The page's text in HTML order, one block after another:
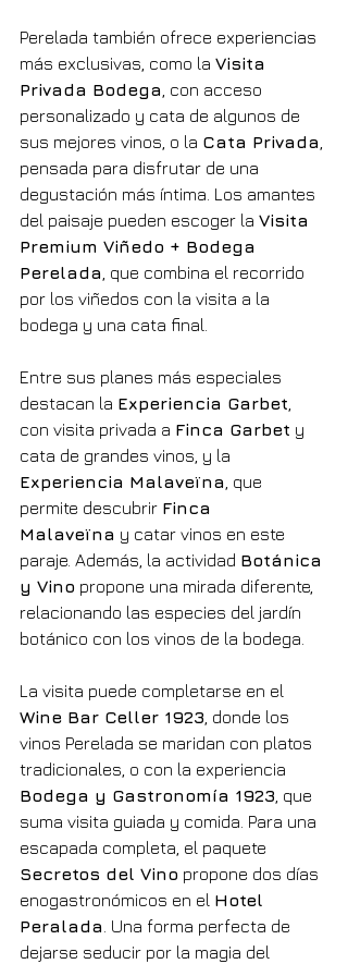
Perelada también ofrece experiencias
más exclusivas, como la Visita
Privada Bodega , con acceso
personalizado y cata de algunos de
sus mejores vinos, o la Cata Privada
pensada para disfrutar de una
degustación más íntima. Los amantes
del paisaje pueden escoger la Visita
Premium Viñedo + Bodega
Perelada , que combina el recorrido
por los viñedos con la visita a la
bodega y una cata final.
Entre sus planes más especiales
destacan la Experiencia Garbet
con visita privada a Finca Garbet y
cata de grandes vinos, y la
Experiencia Malaveïna , que
permite descubrir Finca
Malaveïna y catar vinos en este
paraje. Además, la actividad Botánica
y Vino propone una mirada diferente,
relacionando las especies del jardín
botánico con los vinos de la bodega.
La visita puede completarse en el
Wine Bar Celler 1923 , donde los
vinos Perelada se maridan con platos
tradicionales, o con la experiencia
Bodega y Gastronomía 1923 , que
suma visita guiada y comida. Para una
escapada completa, el paquete
Secretos del Vino propone dos días
enogastronómicos en el Hotel
Peralada . Una forma perfecta de
dejarse seducir por la magia del